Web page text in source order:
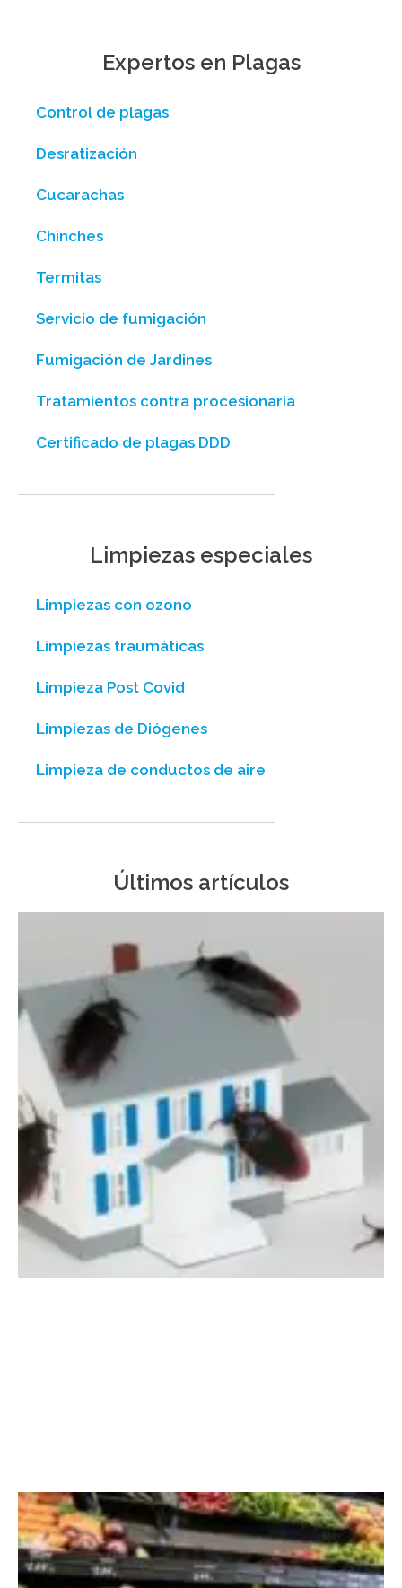
Expertos en Plagas
Control de plagas
Desratización
Cucarachas
Chinches
Termitas
Servicio de fumigación
Fumigación de Jardines
Tratamientos contra procesionaria
Certificado de plagas DDD
Limpiezas especiales
Limpiezas con ozono
Limpiezas traumáticas
Limpieza Post Covid
Limpiezas de Diógenes
Limpieza de conductos de aire
Últimos artículos